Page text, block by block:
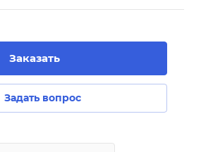
Заказать
Задать вопрос